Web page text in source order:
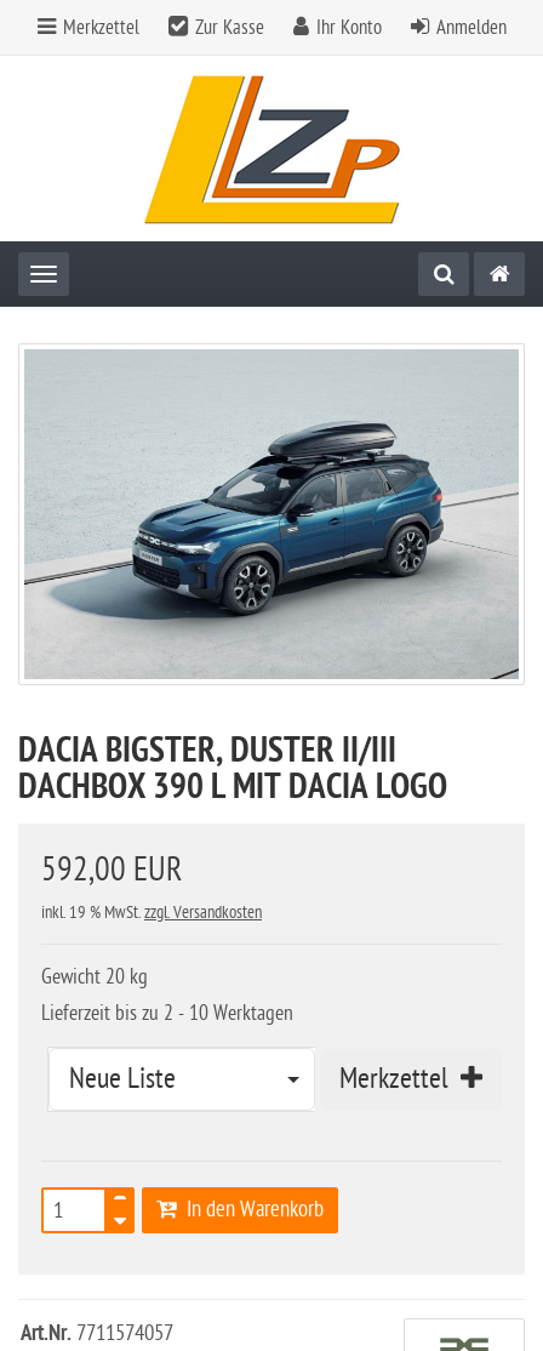
Merkzettel Zur Kasse Ihr Konto Anmelden
Toggle navigation
DACIA BIGSTER, DUSTER II/III
DACHBOX 390 L MIT DACIA LOGO
592,00 EUR
inkl. 19 % MwSt.zzgl. Versandkosten
Gewicht 20 kg
Lieferzeit bis zu 2 - 10 Werktagen
Neue Liste Merkzettel
In den Warenkorb
Art.Nr. 7711574057